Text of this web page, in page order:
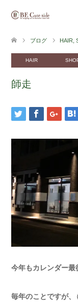
ブログ HAIR
HAIR
師走
今年もカレンダー最
毎年のことですが